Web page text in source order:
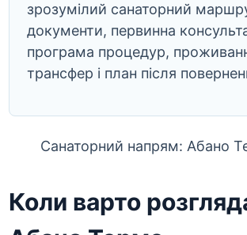
зрозумілий санаторний
документи, первинна
програма процедур,
трансфер і план після
Санаторний напрям: Абано
Коли варто